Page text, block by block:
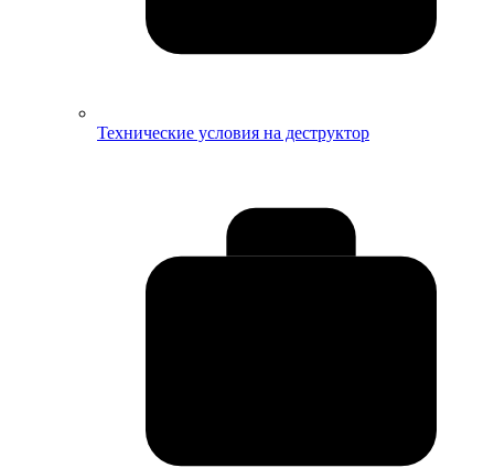
Технические условия на деструктор